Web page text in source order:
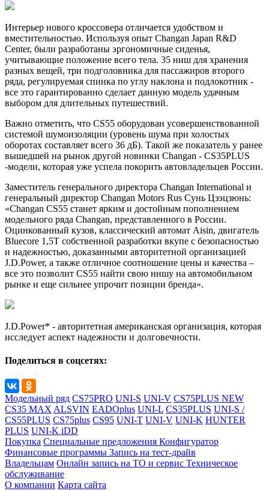
Интерьер нового кроссовера отличается удобством и
вместительностью. Используя опыт Changan Japan R&D
Center, были разработаны эргономичные сиденья,
учитывающие положение всего тела. 35 ниш для хранения
разных вещей, три подголовника для пассажиров второго
ряда, регулируемая спинка по углу наклона и подлокотник -
все это гарантированно сделает данную модель удачным
выбором для длительных путешествий.
Важно отметить, что CS55 оборудован усовершенствованной
системой шумоизоляции (уровень шума при холостых
оборотах составляет всего 36 дБ). Такой же показатель у ранее
вышедшей на рынок другой новинки Changan - CS35PLUS
-модели, которая уже успела покорить автовладельцев России.
Заместитель генерального директора Changan International и
генеральный директор Changan Motors Rus Сунь Цзэцзюнь:
«Changan CS55 станет ярким и достойным пополнением
модельного ряда Changan, представленного в России.
Оцинкованный кузов, классический автомат Aisin, двигатель
Bluecore 1,5T собственной разработки вкупе с безопасностью
и надежностью, доказанными авторитетной организацией
J.D.Power, а также отличное соотношение цены и качества –
все это позволит CS55 найти свою нишу на автомобильном
рынке и еще сильнее упрочит позиции бренда».
J.D.Power* - авторитетная американская организация, которая
исследует аспект надежности и долговечности.
Поделиться в соцсетях:
Модельный ряд CS75PRO UNI-S UNI-V CS75PLUS NEW
CS35 MAX ALSVIN EADOplus UNI-L CS35PLUS UNI-S /
CS55PLUS CS75plus CS95 UNI-T UNI-V UNI-K HUNTER
PLUS UNI-K iDD
Покупка Специальные предложения Конфигуратор
Финансовые программы Запись на тест-драйв
Владельцам Онлайн запись на ТО и сервис Техническое
обслуживание
О компании Карта сайта